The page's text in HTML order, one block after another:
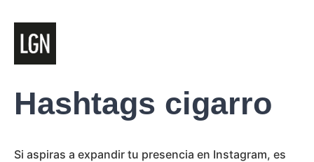
Hashtags cigarro
Si aspiras a expandir tu presencia en Instagram, es